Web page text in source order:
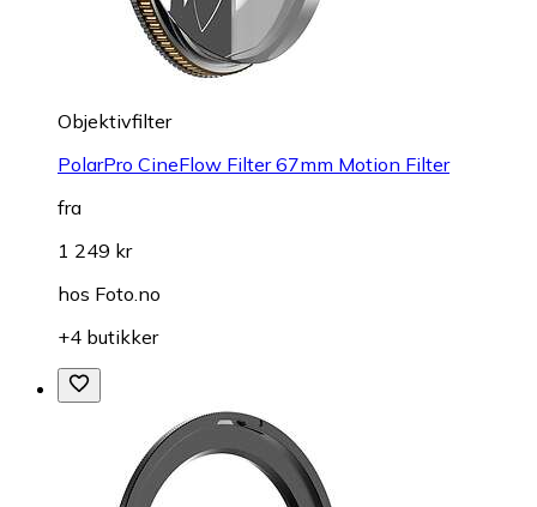
Objektivfilter
PolarPro CineFlow Filter 67mm Motion Filter
fra
1 249 kr
hos Foto.no
+4 butikker